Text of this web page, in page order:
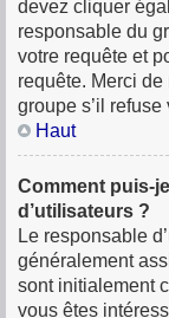
devez cliquer
responsable du
votre requête et
requête. Merci
groupe s’il
Haut
Comment puis-
d’utilisateurs ?
Le responsable
généralement
sont initialement
vous êtes